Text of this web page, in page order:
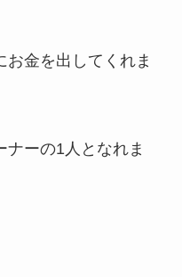
お金を出してくれま
ナーの1人となれま